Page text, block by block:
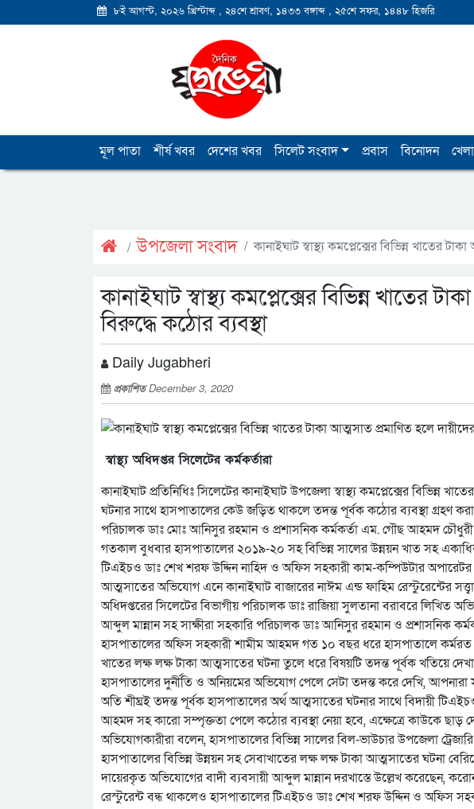
৮ই আগস্ট, ২০২৬ খ্রিস্টাব্দ , ২৪শে শ্রাবণ, ১৪৩৩ বঙ্গাব্দ , ২৫শে সফর, ১৪৪৮ হিজরি
মূল পাতা শীর্ষ খবর দেশের খবর সিলেট সংবাদ প্রবাস বিনোদন
উপজেলা সংবাদ কানাইঘাট স্বাস্থ্য কমপ্লেক্সের বিভিন্ন খাতের
কানাইঘাট স্বাস্থ্য কমপ্লেক্সের বিভিন্ন খাতের
বিরুদ্ধে কঠোর ব্যবস্থা
Daily Jugabheri
প্রকাশিতDecember 3, 2020
স্বাস্থ্য অধিদপ্তর সিলেটের কর্মকর্তারা
কানাইঘাট প্রতিনিধিঃ সিলেটের কানাইঘাট উপজেলা স্বাস্থ্য কমপ্লেক্সের বিভিন্ন
ঘটনার সাথে হাসপাতালের কেউ জড়িত থাকলে তদন্ত পূর্বক কঠোর ব্যবস্থা গ্রহণ করা
পরিচালক ডাঃ মোঃ আনিসুর রহমান ও প্রশাসনিক কর্মকর্তা এম. গৌছ আহমদ চৌধুরী
গতকাল বুধবার হাসপাতালের ২০১৯-২০ সহ বিভিন্ন সালের উন্নয়ন খাত সহ
টিএইচও ডাঃ শেখ শরফ উদ্দিন নাহিদ ও অফিস সহকারী কাম-কম্পিউটার
আত্মসাতের অভিযোগ এনে কানাইঘাট বাজারের নাঈম এন্ড ফাহিম রেস্টুরেন্টের
অধিদপ্তরের সিলেটের বিভাগীয় পরিচালক ডাঃ রাজিয়া সুলতানা বরাবরে লিখিত
আব্দুল মান্নান সহ সাক্ষীরা সহকারি পরিচালক ডাঃ আনিসুর রহমান ও প্রশাসনিক
হাসপাতালের অফিস সহকারী শামীম আহমদ গত ১০ বছর ধরে হাসপাতালে কর্মরত
খাতের লক্ষ লক্ষ টাকা আত্মসাতের ঘটনা তুলে ধরে বিষয়টি তদন্ত পূর্বক খতিয়ে
হাসপাতালের দুর্নীতি ও অনিয়মের অভিযোগ পেলে সেটা তদন্ত করে দেখি, আপনারা
অতি শীঘ্রই তদন্ত পূর্বক হাসপাতালের অর্থ আত্মসাতের ঘটনার সাথে বিদায়ী
আহমদ সহ কারো সম্পৃক্ততা পেলে কঠোর ব্যবস্থা নেয়া হবে, এক্ষেত্রে কাউকে ছাড়
অভিযোগকারীরা বলেন, হাসপাতালের বিভিন্ন সালের বিল-ভাউচার উপজেলা
হাসপাতালের বিভিন্ন উন্নয়ন সহ সেবাখাতের লক্ষ লক্ষ টাকা আত্মসাতের ঘটনা
দায়েরকৃত অভিযোগের বাদী ব্যবসায়ী আব্দুল মান্নান দরখাস্তে উল্লেখ করেছেন,
রেস্টুরেন্ট বন্ধ থাকলেও হাসপাতালের টিএইচও ডাঃ শেখ শরফ উদ্দিন ও অফিস